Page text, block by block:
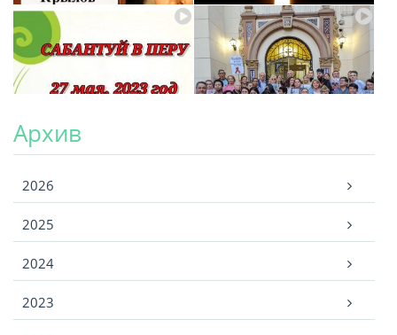
Архив
2026
2025
2024
2023